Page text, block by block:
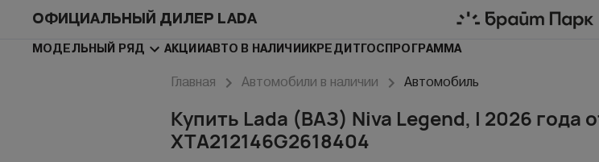
ОФИЦИАЛЬНЫЙ ДИЛЕР LADA
МОДЕЛЬНЫЙ РЯД АКЦИИ АВТО В НАЛИЧИИ КРЕДИТ ГОСПРОГРАММА
Главная Автомобили в наличии Автомобиль
Купить Lada (ВАЗ) Niva Legend, I 2026 года
XTA212146G2618404